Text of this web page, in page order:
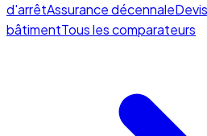
d'arrêtAssurance décennale
bâtimentTous les comparateurs